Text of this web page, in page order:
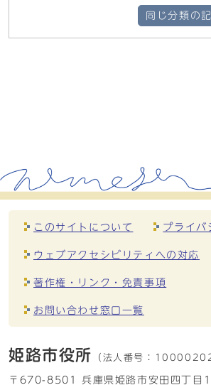
同じ分類の
このサイトについて プライバ
ウェブアクセシビリティへの対応
著作権・リンク・免責事項
お問い合わせ窓口一覧
姫路市役所 （法人番号：
〒670-8501 兵庫県姫路市安田四丁目1